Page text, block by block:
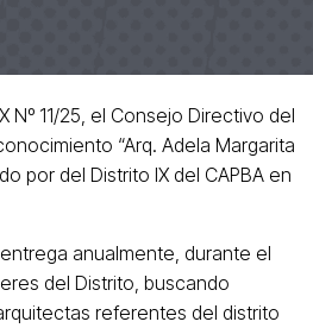
Nº 11/25, el Consejo Directivo del
“Arq. Adela Margarita
por del Distrito IX del CAPBA en
anualmente, durante el
del Distrito, buscando
referentes del distrito